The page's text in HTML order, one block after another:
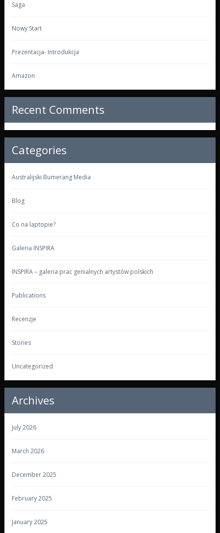
Saga
Nowy Start
Prezentacja- Introdukcja
Amazon
Recent Comments
Categories
Australijski Bumerang Media
Blog
Co na laptopie?
Galeria INSPIRA
INSPIRA – galeria prac genialnych artystów polskich
Publications
Recenzje
Stories
Uncategorized
Archives
July 2026
March 2026
December 2025
February 2025
January 2025